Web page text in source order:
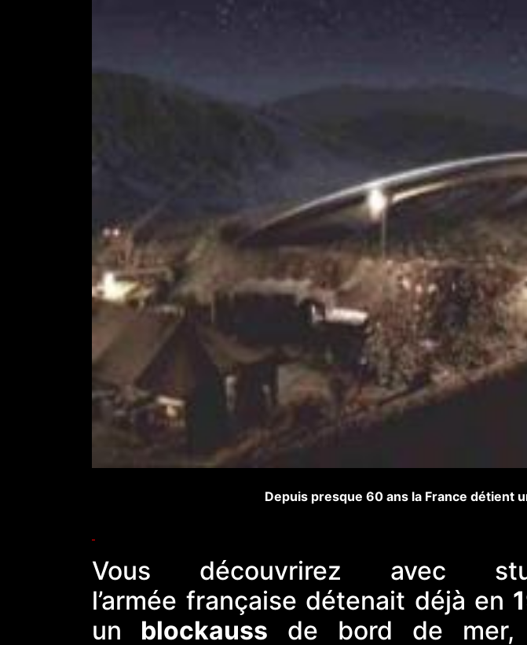
Depuis presque 60 ans la France détient
Vous découvrirez avec
l’armée française détenait déjà en
un blockauss de bord de mer,